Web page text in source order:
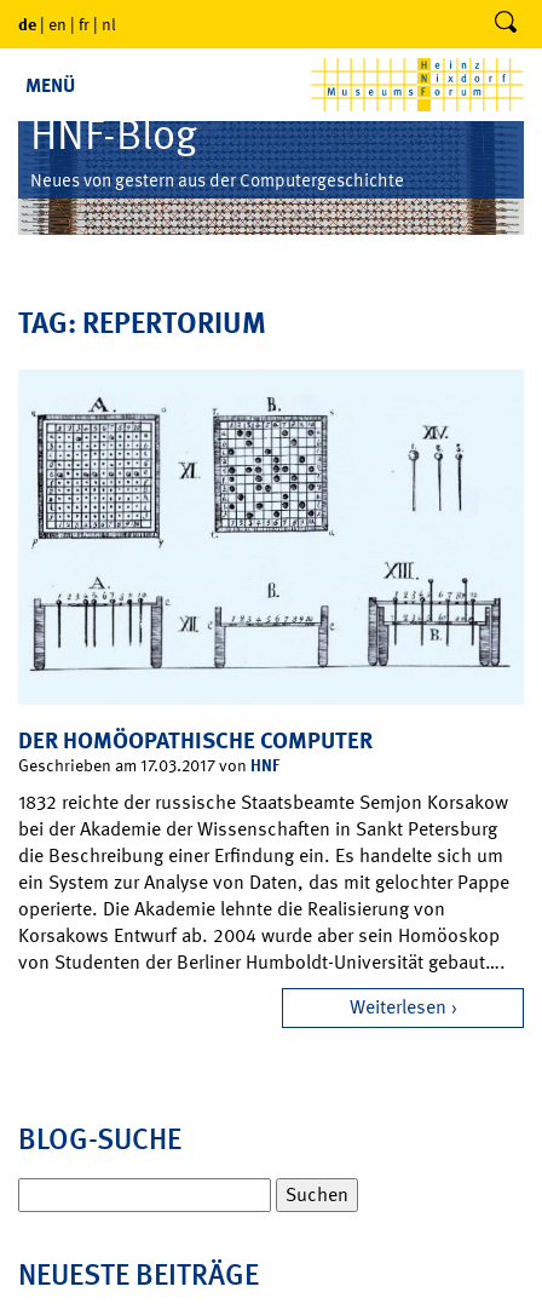
de | en | fr | nl
MENÜ
HNF-Blog
Neues von gestern aus der Computergeschichte
TAG: REPERTORIUM
DER HOMÖOPATHISCHE COMPUTER
Geschrieben am 17.03.2017 von HNF
1832 reichte der russische Staatsbeamte Semjon Korsakow
bei der Akademie der Wissenschaften in Sankt Petersburg
die Beschreibung einer Erfindung ein. Es handelte sich um
ein System zur Analyse von Daten, das mit gelochter Pappe
operierte. Die Akademie lehnte die Realisierung von
Korsakows Entwurf ab. 2004 wurde aber sein Homöoskop
von Studenten der Berliner Humboldt-Universität gebaut….
Weiterlesen
BLOG-SUCHE
nach:
NEUESTE BEITRÄGE